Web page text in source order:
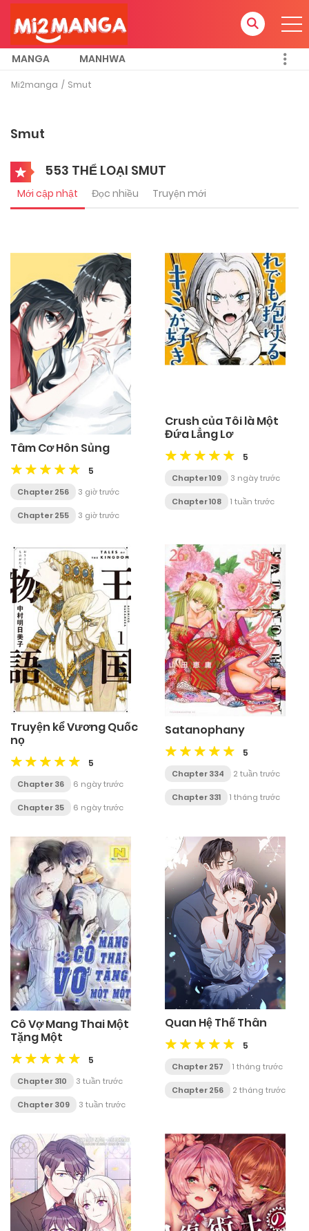
MANGA MANHWA
Mi2manga Smut
Smut
553 THỂ LOẠI SMUT
Mới cập nhật Đọc nhiều Truyện mới
Tâm Cơ Hôn Sủng
5
Chapter 256 3 giờ trước
Chapter 255 3 giờ trước
Crush của Tôi là Một
Đứa Lẳng Lơ
5
Chapter 109 3 ngày trước
Chapter 108 1 tuần trước
Truyện kể Vương Quốc
nọ
5
Chapter 36 6 ngày trước
Chapter 35 6 ngày trước
Satanophany
5
Chapter 334 2 tuần trước
Chapter 331 1 tháng trước
Cô Vợ Mang Thai Một
Tặng Một
5
Chapter 310 3 tuần trước
Chapter 309 3 tuần trước
Quan Hệ Thế Thân
5
Chapter 257 1 tháng trước
Chapter 256 2 tháng trước